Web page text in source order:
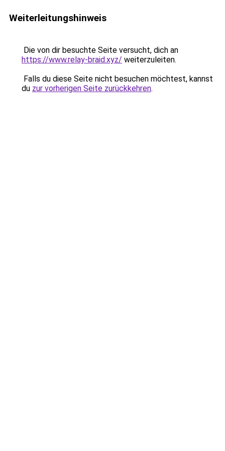
Weiterleitungshinweis
Die von dir besuchte Seite versucht, dich an
https://www.relay-braid.xyz/ weiterzuleiten.
Falls du diese Seite nicht besuchen möchtest, kannst
du zur vorherigen Seite zurückkehren.